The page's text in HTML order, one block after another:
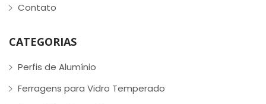
Contato
CATEGORIAS
Perfis de Alumínio
Ferragens para Vidro Temperado